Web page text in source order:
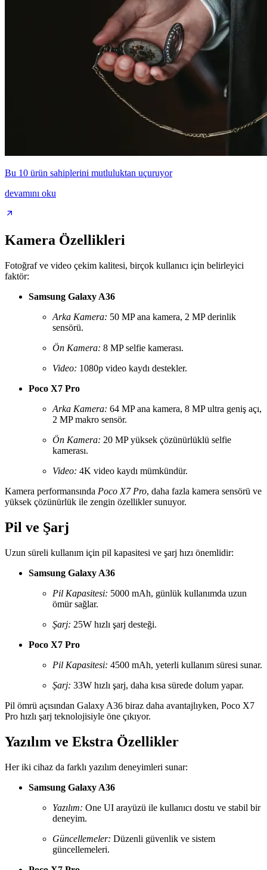
Bu 10 ürün sahiplerini mutluluktan uçuruyor
devamını oku
Kamera Özellikleri
Fotoğraf ve video çekim kalitesi, birçok kullanıcı için belirleyici
faktör:
Samsung Galaxy A36
Arka Kamera: 50 MP ana kamera, 2 MP derinlik
sensörü.
Ön Kamera: 8 MP selfie kamerası.
Video: 1080p video kaydı destekler.
Poco X7 Pro
Arka Kamera: 64 MP ana kamera, 8 MP ultra geniş açı,
2 MP makro sensör.
Ön Kamera: 20 MP yüksek çözünürlüklü selfie
kamerası.
Video: 4K video kaydı mümkündür.
Kamera performansında Poco X7 Pro, daha fazla kamera sensörü ve
yüksek çözünürlük ile zengin özellikler sunuyor.
Pil ve Şarj
Uzun süreli kullanım için pil kapasitesi ve şarj hızı önemlidir:
Samsung Galaxy A36
Pil Kapasitesi: 5000 mAh, günlük kullanımda uzun
ömür sağlar.
Şarj: 25W hızlı şarj desteği.
Poco X7 Pro
Pil Kapasitesi: 4500 mAh, yeterli kullanım süresi sunar.
Şarj: 33W hızlı şarj, daha kısa sürede dolum yapar.
Pil ömrü açısından Galaxy A36 biraz daha avantajlıyken, Poco X7
Pro hızlı şarj teknolojisiyle öne çıkıyor.
Yazılım ve Ekstra Özellikler
Her iki cihaz da farklı yazılım deneyimleri sunar:
Samsung Galaxy A36
Yazılım: One UI arayüzü ile kullanıcı dostu ve stabil bir
deneyim.
Güncellemeler: Düzenli güvenlik ve sistem
güncellemeleri.